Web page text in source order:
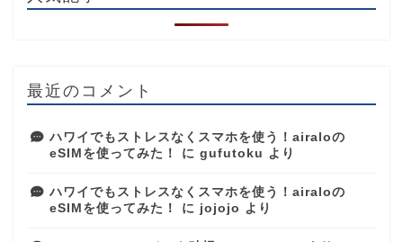
最近のコメント
ハワイでもストレスなくスマホを使う！airaloの
eSIMを使ってみた！
に gufutoku より
ハワイでもストレスなくスマホを使う！airaloの
eSIMを使ってみた！
に jojojo より